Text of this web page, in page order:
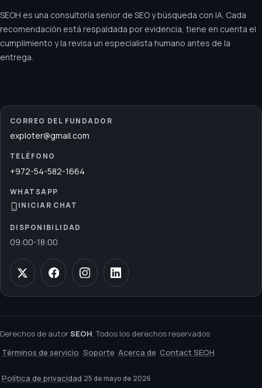
SEOH es una consultoría senior de SEO y búsqueda con IA. Cada
recomendación está respaldada por evidencia, tiene en cuenta el
cumplimiento y la revisa un especialista humano antes de la
entrega.
CORREO DEL FUNDADOR
exploter@gmail.com
TELÉFONO
+972-54-582-1664
WHATSAPP
INICIAR CHAT
DISPONIBILIDAD
09:00-18:00
Derechos de autorSEOH. Todos los derechos reservados
Términos de servicio Soporte Acerca de Contact SEOH
Política de privacidad 25 de mayo de 2026